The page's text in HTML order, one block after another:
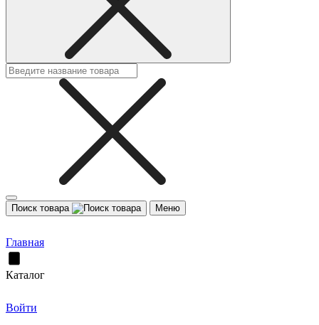
Поиск товара Меню
Главная
Каталог
Войти